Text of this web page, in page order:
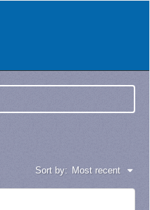
Sort by: Most recent